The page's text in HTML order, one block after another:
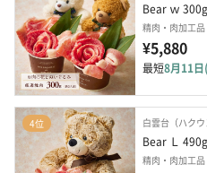
Bear ｗ 300g
精肉・肉加工品
¥5,880
最短8月11
4位 白雲台（ハクウ
Bear Ｌ 490g
精肉・肉加工品